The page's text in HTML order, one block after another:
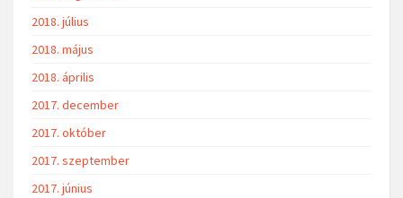
2018. július
2018. május
2018. április
2017. december
2017. október
2017. szeptember
2017. június